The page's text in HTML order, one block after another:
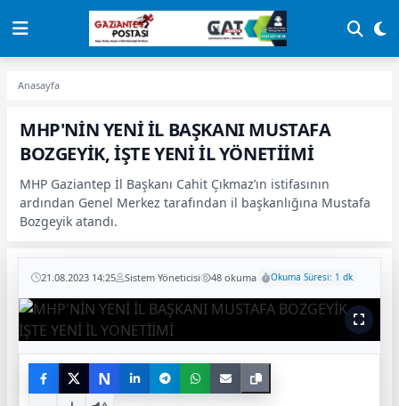
Anasayfa
MHP'NİN YENİ İL BAŞKANI MUSTAFA
BOZGEYİK, İŞTE YENİ İL YÖNETİİMİ
MHP Gaziantep İl Başkanı Cahit Çıkmaz’ın istifasının
ardından Genel Merkez tarafından il başkanlığına Mustafa
Bozgeyik atandı.
21.08.2023 14:25 Sistem Yöneticisi 48 okuma Okuma Süresi: 1 dk
N